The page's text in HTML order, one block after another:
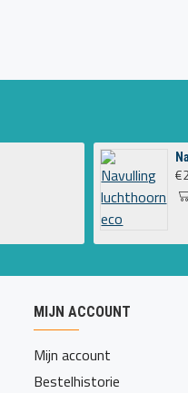
MIJN ACCOUNT
Mijn account
Bestelhistorie